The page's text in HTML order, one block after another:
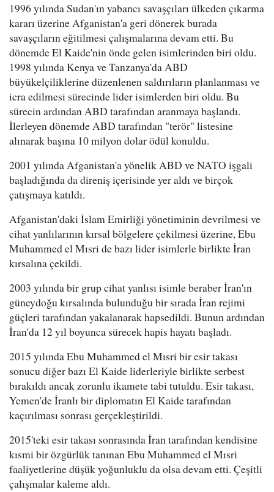
1996 yılında Sudan'ın yabancı savaşçıları ülkeden çıkarma
kararı üzerine Afganistan'a geri dönerek burada
savaşçıların eğitilmesi çalışmalarına devam etti. Bu
dönemde El Kaide'nin önde gelen isimlerinden biri oldu.
1998 yılında Kenya ve Tanzanya'da ABD
büyükelçiliklerine düzenlenen saldırıların planlanması ve
icra edilmesi sürecinde lider isimlerden biri oldu. Bu
sürecin ardından ABD tarafından aranmaya başlandı.
İlerleyen dönemde ABD tarafından "terör" listesine
alınarak başına 10 milyon dolar ödül konuldu.
2001 yılında Afganistan'a yönelik ABD ve NATO işgali
başladığında da direniş içerisinde yer aldı ve birçok
çatışmaya katıldı.
Afganistan'daki İslam Emirliği yönetiminin devrilmesi ve
cihat yanlılarının kırsal bölgelere çekilmesi üzerine, Ebu
Muhammed el Mısri de bazı lider isimlerle birlikte İran
kırsalına çekildi.
2003 yılında bir grup cihat yanlısı isimle beraber İran'ın
güneydoğu kırsalında bulunduğu bir sırada İran rejimi
güçleri tarafından yakalanarak hapsedildi. Bunun ardından
İran'da 12 yıl boyunca sürecek hapis hayatı başladı.
2015 yılında Ebu Muhammed el Mısri bir esir takası
sonucu diğer bazı El Kaide liderleriyle birlikte serbest
bırakıldı ancak zorunlu ikamete tabi tutuldu. Esir takası,
Yemen'de İranlı bir diplomatın El Kaide tarafından
kaçırılması sonrası gerçekleştirildi.
2015'teki esir takası sonrasında İran tarafından kendisine
kısmi bir özgürlük tanınan Ebu Muhammed el Mısri
faaliyetlerine düşük yoğunluklu da olsa devam etti. Çeşitli
çalışmalar kaleme aldı.